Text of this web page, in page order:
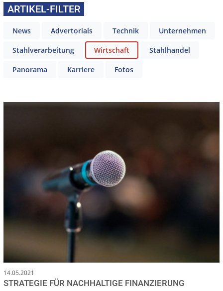
ARTIKEL-FILTER
News Advertorials Technik Unternehmen
Stahlverarbeitung Wirtschaft Stahlhandel
Panorama Karriere Fotos
14.05.2021
STRATEGIE FÜR NACHHALTIGE FINANZIERUNG